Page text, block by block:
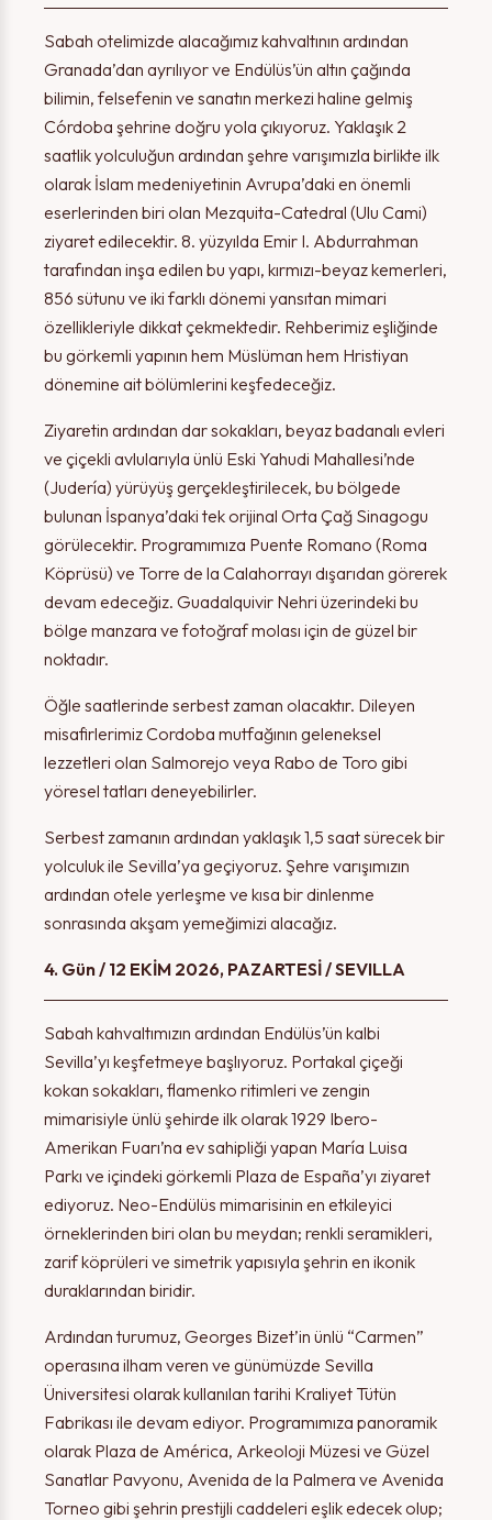
Sabah otelimizde alacağımız kahvaltının ardından
Granada’dan ayrılıyor ve Endülüs’ün altın çağında
bilimin, felsefenin ve sanatın merkezi haline gelmiş
Córdoba şehrine doğru yola çıkıyoruz. Yaklaşık 2
saatlik yolculuğun ardından şehre varışımızla birlikte ilk
olarak İslam medeniyetinin Avrupa’daki en önemli
eserlerinden biri olan Mezquita-Catedral (Ulu Cami)
ziyaret edilecektir. 8. yüzyılda Emir I. Abdurrahman
tarafından inşa edilen bu yapı, kırmızı-beyaz kemerleri,
856 sütunu ve iki farklı dönemi yansıtan mimari
özellikleriyle dikkat çekmektedir. Rehberimiz eşliğinde
bu görkemli yapının hem Müslüman hem Hristiyan
dönemine ait bölümlerini keşfedeceğiz.
Ziyaretin ardından dar sokakları, beyaz badanalı evleri
ve çiçekli avlularıyla ünlü Eski Yahudi Mahallesi’nde
(Judería) yürüyüş gerçekleştirilecek, bu bölgede
bulunan İspanya’daki tek orijinal Orta Çağ Sinagogu
görülecektir. Programımıza Puente Romano (Roma
Köprüsü) ve Torre de la Calahorrayı dışarıdan görerek
devam edeceğiz. Guadalquivir Nehri üzerindeki bu
bölge manzara ve fotoğraf molası için de güzel bir
noktadır.
Öğle saatlerinde serbest zaman olacaktır. Dileyen
misafirlerimiz Cordoba mutfağının geleneksel
lezzetleri olan Salmorejo veya Rabo de Toro gibi
yöresel tatları deneyebilirler.
Serbest zamanın ardından yaklaşık 1,5 saat sürecek bir
yolculuk ile Sevilla’ya geçiyoruz. Şehre varışımızın
ardından otele yerleşme ve kısa bir dinlenme
sonrasında akşam yemeğimizi alacağız.
4. Gün / 12 EKİM 2026, PAZARTESİ / SEVILLA
Sabah kahvaltımızın ardından Endülüs’ün kalbi
Sevilla’yı keşfetmeye başlıyoruz. Portakal çiçeği
kokan sokakları, flamenko ritimleri ve zengin
mimarisiyle ünlü şehirde ilk olarak 1929 Ibero-
Amerikan Fuarı’na ev sahipliği yapan María Luisa
Parkı ve içindeki görkemli Plaza de España’yı ziyaret
ediyoruz. Neo-Endülüs mimarisinin en etkileyici
örneklerinden biri olan bu meydan; renkli seramikleri,
zarif köprüleri ve simetrik yapısıyla şehrin en ikonik
duraklarından biridir.
Ardından turumuz, Georges Bizet’in ünlü “Carmen”
operasına ilham veren ve günümüzde Sevilla
Üniversitesi olarak kullanılan tarihi Kraliyet Tütün
Fabrikası ile devam ediyor. Programımıza panoramik
olarak Plaza de América, Arkeoloji Müzesi ve Güzel
Sanatlar Pavyonu, Avenida de la Palmera ve Avenida
Torneo gibi şehrin prestijli caddeleri eşlik edecek olup;
Teşekkürler!
Form başarı ile gönderildi. En kısa sürede sizinle iletişime
geçilecektir.
TAMAM
Uyarı!
TAMAM